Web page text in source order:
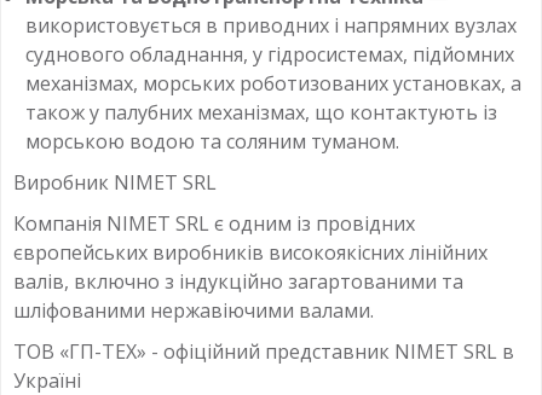
використовується в приводних і напрямних вузлах
суднового обладнання, у гідросистемах, підйомних
механізмах, морських роботизованих установках, а
також у палубних механізмах, що контактують із
морською водою та соляним туманом.
Виробник NIMET SRL
Компанія NIMET SRL є одним із провідних
європейських виробників високоякісних лінійних
валів, включно з індукційно загартованими та
шліфованими нержавіючими валами.
ТОВ «ГП-ТЕХ» - офіційний представник NIMET SRL в
Україні